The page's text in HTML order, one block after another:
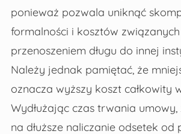
ponieważ pozwala uniknąć
formalności i kosztów
przenoszeniem długu do innej
Należy jednak pamiętać, że
oznacza wyższy koszt całkowity
Wydłużając czas trwania
na dłuższe naliczanie odsetek od